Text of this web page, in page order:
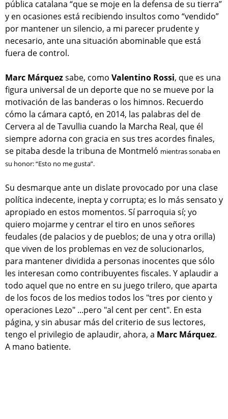
pública catalana “que se moje en la defensa de su tierra”
y en ocasiones está recibiendo insultos como “vendido”
por mantener un silencio, a mi parecer prudente y
necesario, ante una situación abominable que está
fuera de control.
Marc Márquezsabe, como Valentino Rossi, que es una
figura universal de un deporte que no se mueve por la
motivación de las banderas o los himnos. Recuerdo
cómo la cámara captó, en 2014, las palabras del de
Cervera al de Tavullia cuando la Marcha Real, que él
siempre adorna con gracia en sus tres acordes finales,
se pitaba desde la tribuna de Montmeló mientras sonaba en
su honor: “Esto no me gusta”.
Su desmarque ante un dislate provocado por una clase
política indecente, inepta y corrupta; es lo más sensato y
apropiado en estos momentos. Sí parroquia sí; yo
quiero mojarme y centrar el tiro en unos señores
feudales (de palacios y de pueblos; de una y otra orilla)
que viven de los problemas en vez de solucionarlos,
para mantener dividida a personas inocentes que sólo
les interesan como contribuyentes fiscales. Y aplaudir a
todo aquel que no entre en su juego trilero, que aparta
de los focos de los medios todos los "tres por ciento y
operaciones Lezo" ...pero "al cent per cent". En esta
página, y sin abusar más del criterio de sus lectores,
tengo el privilegio de aplaudir, ahora, a Marc Márquez.
A mano batiente.